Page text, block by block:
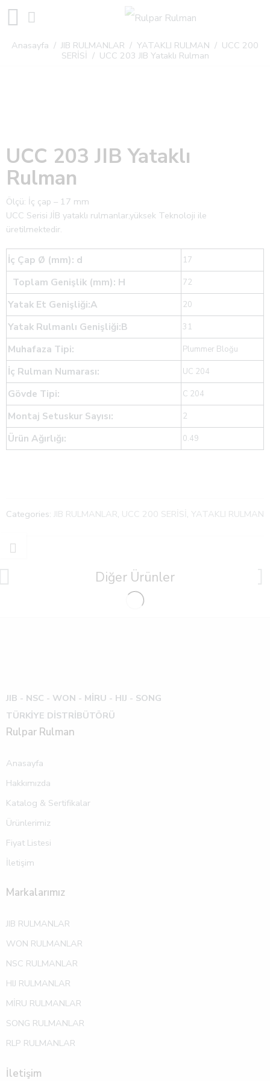
Anasayfa / JIB RULMANLAR / YATAKLI RULMAN / UCC 200
SERİSİ / UCC 203 JIB Yataklı Rulman
UCC 203 JIB Yataklı
Rulman
Ölçü: İç çap – 17 mm
UCC Serisi JİB ​​yataklı rulmanlar,yüksek Teknoloji ile
üretilmektedir.
İç Çap Ø (mm): d 17
Toplam Genişlik (mm): H 72
Yatak Et Genişliği:A 20
Yatak Rulmanlı Genişliği:B 31
Muhafaza Tipi: Plummer Bloğu
İç Rulman Numarası: UC 204
Gövde Tipi: C 204
Montaj Setuskur Sayısı: 2
Ürün Ağırlığı: 0.49
Categories: JIB RULMANLAR, UCC 200 SERİSİ , YATAKLI RULMAN
Diğer Ürünler
JIB - NSC - WON - MİRU - HIJ - SONG
TÜRKİYE DİSTRİBÜTÖRÜ
Rulpar Rulman
Anasayfa
Hakkımızda
Katalog & Sertifikalar
Ürünlerimiz
Fiyat Listesi
İletişim
Markalarımız
JIB RULMANLAR
WON RULMANLAR
NSC RULMANLAR
HIJ RULMANLAR
MİRU RULMANLAR
SONG RULMANLAR
RLP RULMANLAR
İletişim